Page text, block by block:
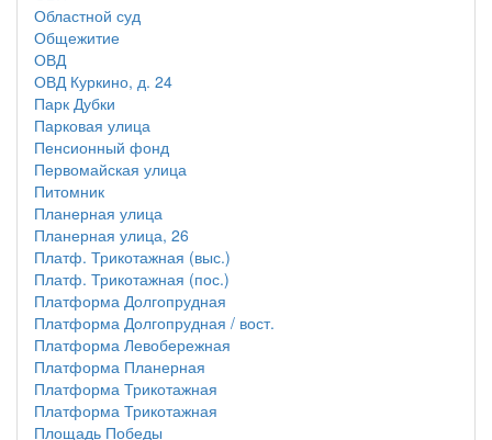
Областной суд
Общежитие
ОВД
ОВД Куркино, д. 24
Парк Дубки
Парковая улица
Пенсионный фонд
Первомайская улица
Питомник
Планерная улица
Планерная улица, 26
Платф. Трикотажная (выс.)
Платф. Трикотажная (пос.)
Платформа Долгопрудная
Платформа Долгопрудная / вост.
Платформа Левобережная
Платформа Планерная
Платформа Трикотажная
Платформа Трикотажная
Площадь Победы